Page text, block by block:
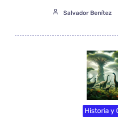
Salvador Benítez
Historia y